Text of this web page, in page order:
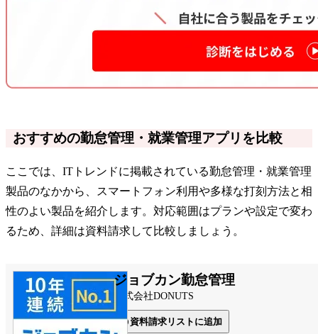
おすすめの勤怠管理・就業管理アプリを比較
ここでは、ITトレンドに掲載されている勤怠管理・就業管理
製品のなかから、スマートフォン利用や多様な打刻方法と相
性のよい製品を紹介します。対応範囲はプランや設定で変わ
るため、詳細は資料請求して比較しましょう。
ジョブカン勤怠管理
株式会社DONUTS
資料請求リストに追加